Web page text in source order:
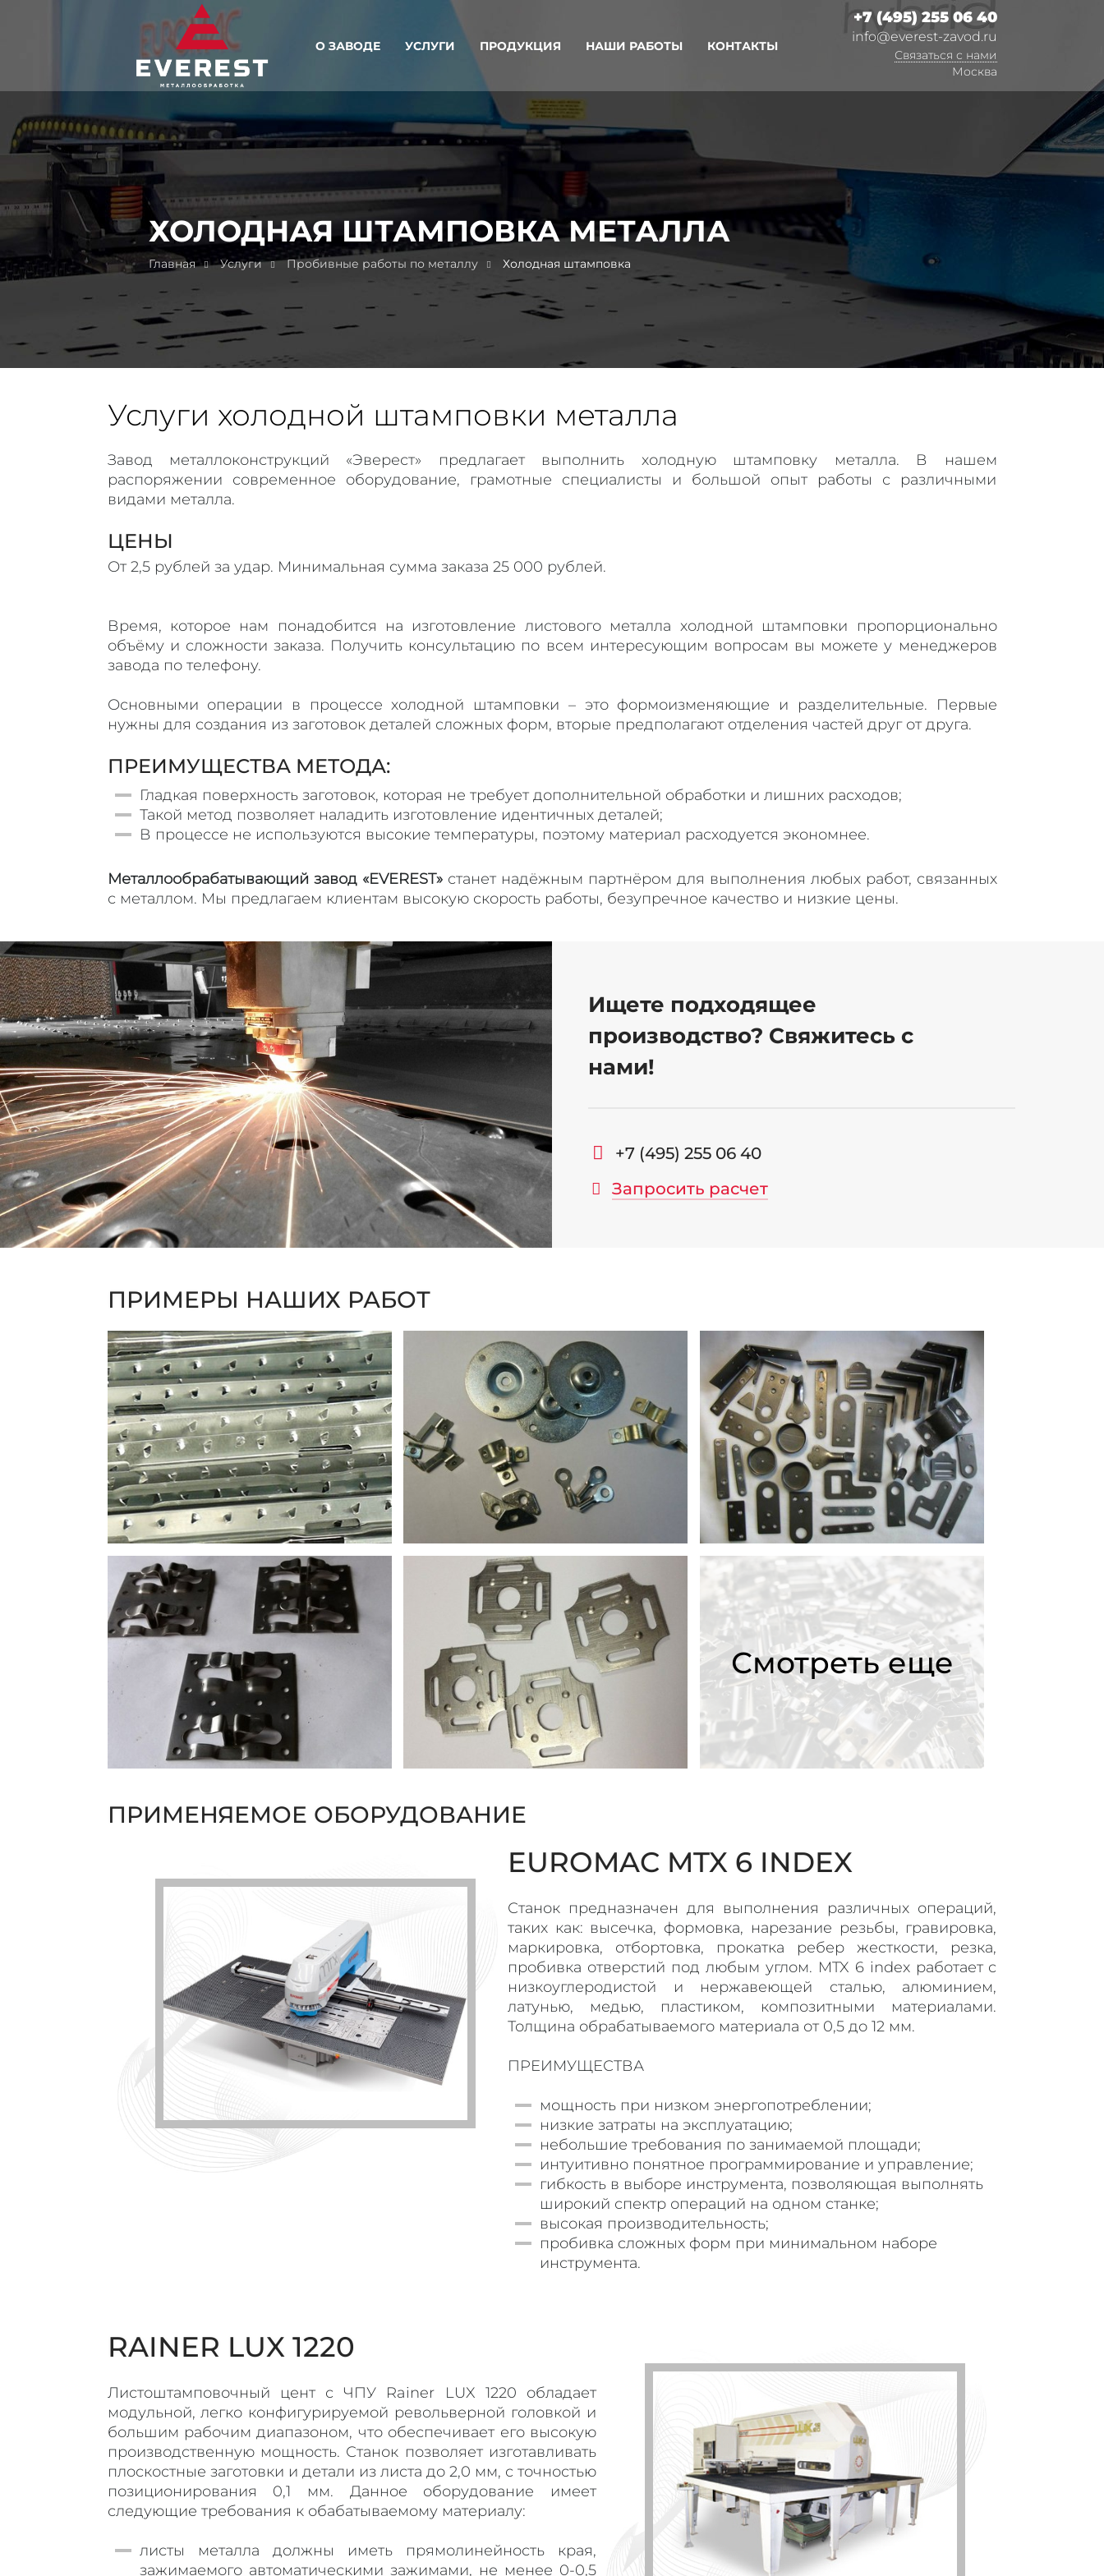
О ЗАВОДЕ УСЛУГИ ПРОДУКЦИЯ НАШИ РАБОТЫ КОНТАКТЫ
+7 (495) 255 06 40
info@everest-zavod.ru
Связаться с нами
Москва
ХОЛОДНАЯ ШТАМПОВКА МЕТАЛЛА
Главная Услуги Пробивные работы по металлу Холодная штамповка
Услуги холодной штамповки металла
Завод металлоконструкций «Эверест» предлагает выполнить холодную штамповку металла. В нашем
распоряжении современное оборудование, грамотные специалисты и большой опыт работы с различными
видами металла.
ЦЕНЫ
От 2,5 рублей за удар. Минимальная сумма заказа 25 000 рублей.
Время, которое нам понадобится на изготовление листового металла холодной штамповки пропорционально
объёму и сложности заказа. Получить консультацию по всем интересующим вопросам вы можете у менеджеров
завода по телефону.
Основными операции в процессе холодной штамповки – это формоизменяющие и разделительные. Первые
нужны для создания из заготовок деталей сложных форм, вторые предполагают отделения частей друг от друга.
ПРЕИМУЩЕСТВА МЕТОДА:
Гладкая поверхность заготовок, которая не требует дополнительной обработки и лишних расходов;
Такой метод позволяет наладить изготовление идентичных деталей;
В процессе не используются высокие температуры, поэтому материал расходуется экономнее.
Металлообрабатывающий завод «EVEREST»станет надёжным партнёром для выполнения любых работ, связанных
с металлом. Мы предлагаем клиентам высокую скорость работы, безупречное качество и низкие цены.
Ищете подходящее
производство? Свяжитесь с
нами!
+7 (495) 255 06 40
Запросить расчет
ПРИМЕРЫ НАШИХ РАБОТ
ПРИМЕНЯЕМОЕ ОБОРУДОВАНИЕ
EUROMAC MTX 6 INDEX
Станок предназначен для выполнения различных операций,
таких как: высечка, формовка, нарезание резьбы, гравировка,
маркировка, отбортовка, прокатка ребер жесткости, резка,
пробивка отверстий под любым углом. MTX 6 index работает с
низкоуглеродистой и нержавеющей сталью, алюминием,
латунью, медью, пластиком, композитными материалами.
Толщина обрабатываемого материала от 0,5 до 12 мм.
ПРЕИМУЩЕСТВА
мощность при низком энергопотреблении;
низкие затраты на эксплуатацию;
небольшие требования по занимаемой площади;
интуитивно понятное программирование и управление;
гибкость в выборе инструмента, позволяющая выполнять
широкий спектр операций на одном станке;
высокая производительность;
пробивка сложных форм при минимальном наборе
инструмента.
RAINER LUX 1220
Листоштамповочный цент с ЧПУ Rainer LUX 1220 обладает
модульной, легко конфигурируемой револьверной головкой и
большим рабочим диапазоном, что обеспечивает его высокую
производственную мощность. Станок позволяет изготавливать
плоскостные заготовки и детали из листа до 2,0 мм, с точностью
позиционирования 0,1 мм. Данное оборудование имеет
следующие требования к обабатываемому материалу:
листы металла должны иметь прямолинейность края,
зажимаемого автоматическими зажимами, не менее 0-0,5